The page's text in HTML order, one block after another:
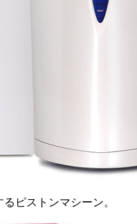
ピストンマシーン。